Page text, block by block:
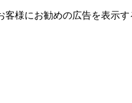
様にお勧めの広告を表⽰